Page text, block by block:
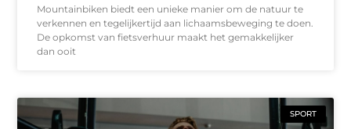
Mountainbiken biedt een unieke manier om de natuur te
verkennen en tegelijkertijd aan lichaamsbeweging te doen.
De opkomst van fietsverhuur maakt het gemakkelijker
dan ooit
SPORT